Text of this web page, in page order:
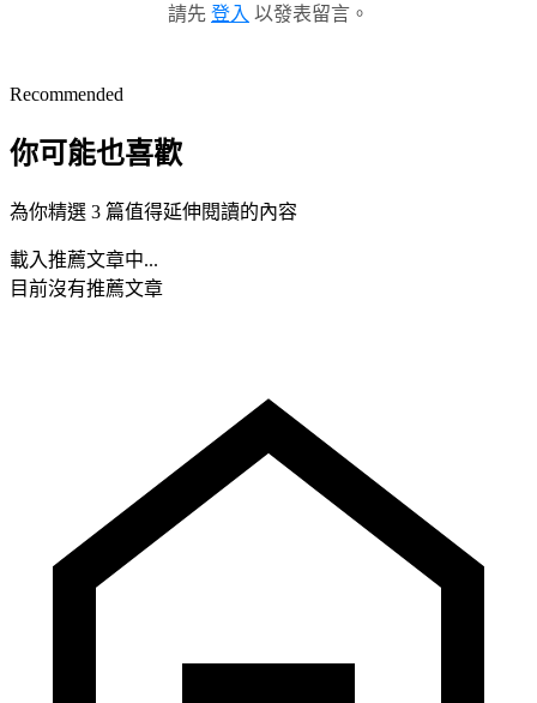
請先 登入 以發表留言。
Recommended
你可能也喜歡
為你精選 3 篇值得延伸閱讀的內容
載入推薦文章中...
目前沒有推薦文章